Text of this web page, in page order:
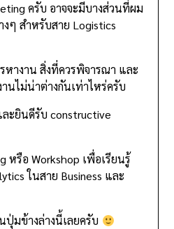
ครับ อาจจะมีบางส่วนที่ผม
งๆ สำหรับสาย Logistics
หางาน สิ่งที่ควรพิจารณา และ
นไม่น่าต่างกันเท่าไหร่ครับ
ะยินดีรับ constructive
หรือ Workshop เพื่อเรียนรู้
ในสาย Business และ
ปุ่มข้างล่างนี้เลยครับ